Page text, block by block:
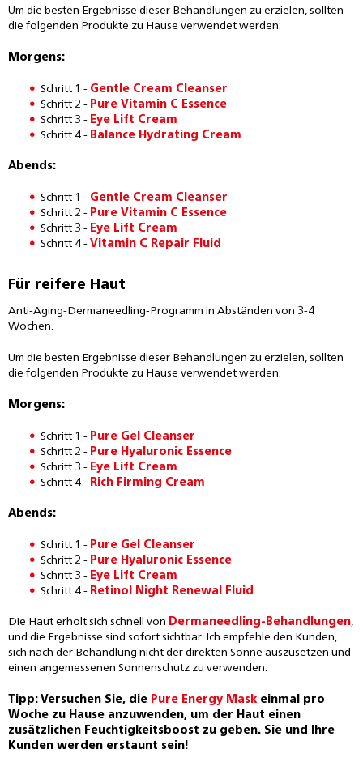
Um die besten Ergebnisse dieser Behandlungen zu erzielen, sollten
die folgenden Produkte zu Hause verwendet werden:
Morgens:
Schritt 1 - Gentle Cream Cleanser
Schritt 2 - Pure Vitamin C Essence
Schritt 3 - Eye Lift Cream
Schritt 4 - Balance Hydrating Cream
Abends:
Schritt 1 - Gentle Cream Cleanser
Schritt 2 - Pure Vitamin C Essence
Schritt 3 - Eye Lift Cream
Schritt 4 - Vitamin C Repair Fluid
Für reifere Haut
Anti-Aging-Dermaneedling-Programm in Abständen von 3-4
Wochen.
Um die besten Ergebnisse dieser Behandlungen zu erzielen, sollten
die folgenden Produkte zu Hause verwendet werden:
Morgens:
Schritt 1 - Pure Gel Cleanser
Schritt 2 - Pure Hyaluronic Essence
Schritt 3 - Eye Lift Cream
Schritt 4 - Rich Firming Cream
Abends:
Schritt 1 - Pure Gel Cleanser
Schritt 2 - Pure Hyaluronic Essence
Schritt 3 - Eye Lift Cream
Schritt 4 - Retinol Night Renewal Fluid
Die Haut erholt sich schnell von Dermaneedling-Behandlungen,
und die Ergebnisse sind sofort sichtbar. Ich empfehle den Kunden,
sich nach der Behandlung nicht der direkten Sonne auszusetzen und
einen angemessenen Sonnenschutz zu verwenden.
Tipp: Versuchen Sie, die Pure Energy Maskeinmal pro
Woche zu Hause anzuwenden, um der Haut einen
zusätzlichen Feuchtigkeitsboost zu geben. Sie und Ihre
Kunden werden erstaunt sein!